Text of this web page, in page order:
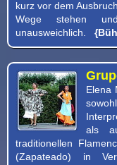
kurz vor dem
Wege stehen
unausweichlich.
Elena
als
traditionellen
(Zapateado) in